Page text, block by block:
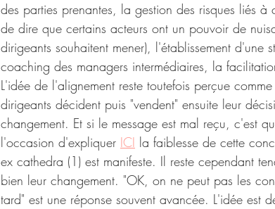
des parties prenantes, la gestion des risques liés
de dire que certains acteurs ont un pouvoir de
dirigeants souhaitent mener), l'établissement
coaching des managers intermédiaires, la
L'idée de l'alignement reste toutefois perçue
dirigeants décident puis "vendent" ensuite leur
changement. Et si le message est mal reçu, c'est
l'occasion d'expliquer ICI la faiblesse de cette
ex cathedra (1) est manifeste. Il reste cependant
bien leur changement. "OK, on ne peut pas les
tard" est une réponse souvent avancée. L'idée est